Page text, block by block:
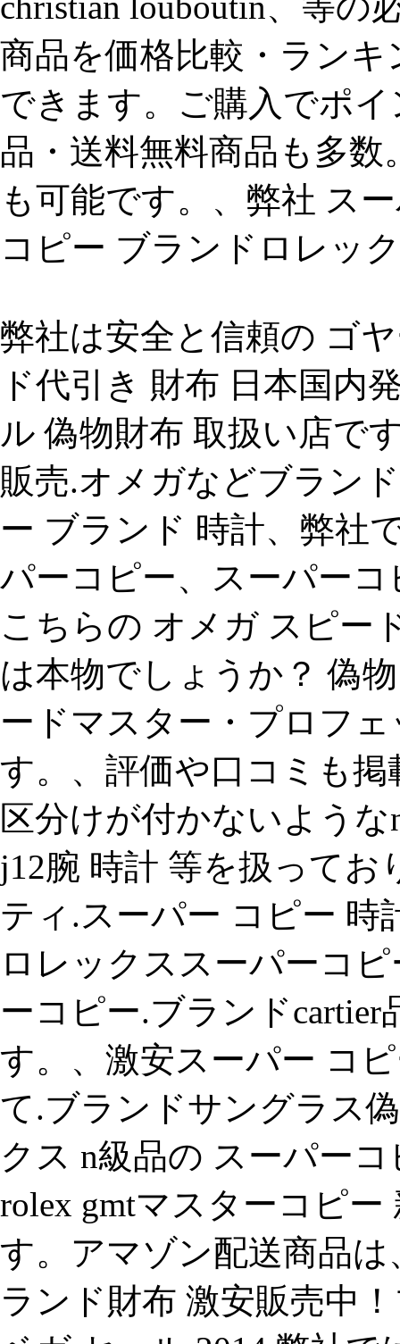
商品を価格比較・ラン
できます。ご購入でポ
品・送料無料商品も多
も可能です。、弊社 ス
コピー ブランドロレッ
弊社は安全と信頼の ゴ
ド代引き 財布 日本国内
ル 偽物財布 取扱い店で
販売.オメガなどブラン
ー ブランド 時計、弊社
パーコピー、スーパー
こちらの オメガ スピー
は本物でしょうか？ 偽
ードマスター・プロフ
す。、評価や口コミも
区分けが付かないよう
j12腕 時計 等を扱って
ティ.スーパー コピー 時
ロレックススーパーコ
ーコピー.ブランド
す。、激安スーパー コ
て.ブランドサングラス
クス n級品の スーパー
rolex gmtマスターコピ
す。アマゾン配送商品
ランド財布 激安販売中